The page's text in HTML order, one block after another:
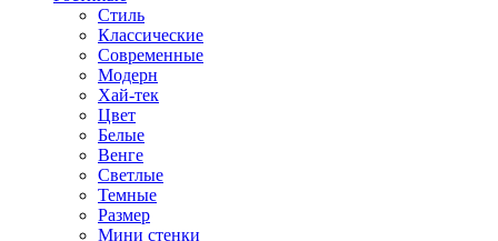
Стиль
Классические
Современные
Модерн
Хай-тек
Цвет
Белые
Венге
Светлые
Темные
Размер
Мини стенки